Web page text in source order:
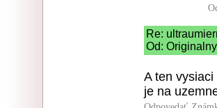
Re:
Od:
A ten
je na